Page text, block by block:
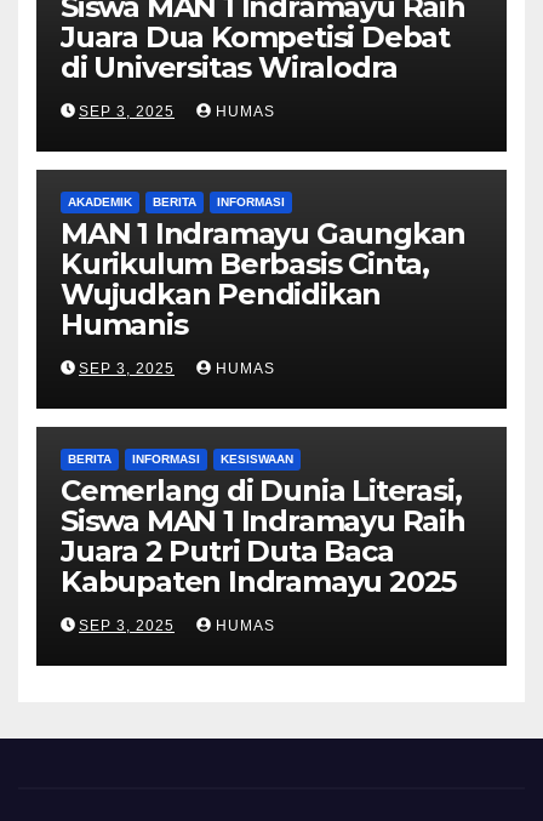
Juara Dua Kompetisi Debat
di Universitas Wiralodra
SEP 3, 2025 HUMAS
AKADEMIK BERITA INFORMASI
MAN 1 Indramayu Gaungkan
Kurikulum Berbasis Cinta,
Wujudkan Pendidikan
Humanis
SEP 3, 2025 HUMAS
BERITA INFORMASI KESISWAAN
Cemerlang di Dunia Literasi,
Siswa MAN 1 Indramayu Raih
Juara 2 Putri Duta Baca
Kabupaten Indramayu 2025
SEP 3, 2025 HUMAS